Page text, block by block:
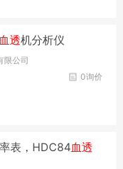
血透机分析仪
限公司
0询价
表，HDC84血透